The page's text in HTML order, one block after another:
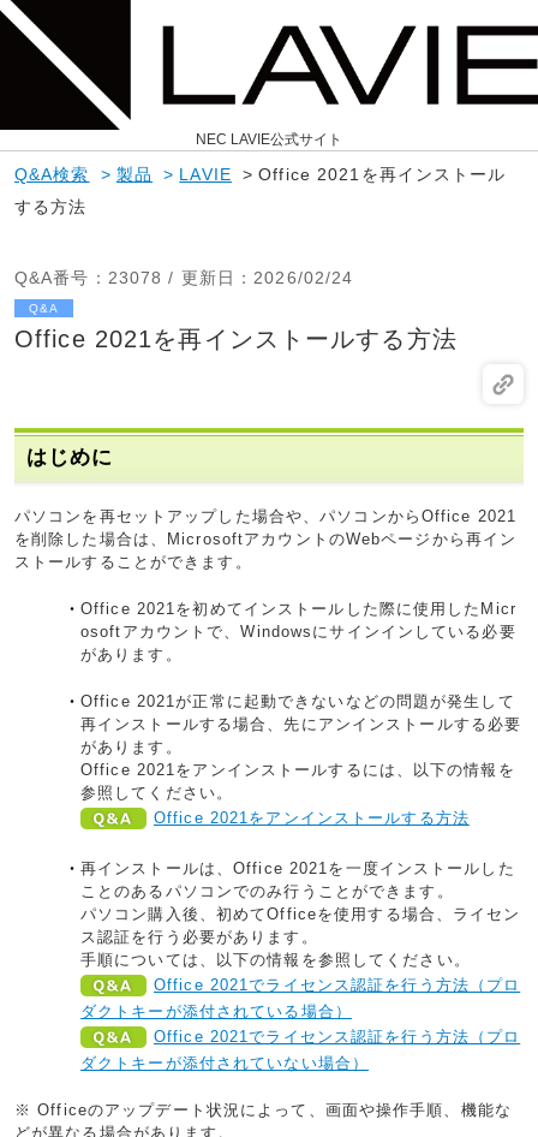
NEC LAVIE公式サイト
Q&A検索 > 製品 > LAVIE > Office 2021を再インストール
する方法
Q&A番号 ：23078 / 更新日 ：2026/02/24
Q&A
Office 2021を再インストールする方法
はじめに
パソコンを再セットアップした場合や、パソコンからOffice 2021
を削除した場合は、MicrosoftアカウントのWebページから再イン
ストールすることができます。
Office 2021を初めてインストールした際に使用したMicr
osoftアカウントで、Windowsにサインインしている必要
があります。
Office 2021が正常に起動できないなどの問題が発生して
再インストールする場合、先にアンインストールする必要
があります。
Office 2021をアンインストールするには、以下の情報を
参照してください。
Office 2021をアンインストールする方法
再インストールは、Office 2021を一度インストールした
ことのあるパソコンでのみ行うことができます。
パソコン購入後、初めてOfficeを使用する場合、ライセン
ス認証を行う必要があります。
手順については、以下の情報を参照してください。
Office 2021でライセンス認証を行う方法（プロ
ダクトキーが添付されている場合）
Office 2021でライセンス認証を行う方法（プロ
ダクトキーが添付されていない場合）
※ Officeのアップデート状況によって、画面や操作手順、機能な
どが異なる場合があります。